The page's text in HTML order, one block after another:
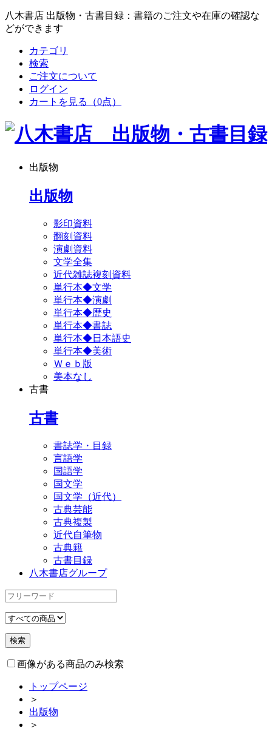
八木書店 出版物・古書目録：書籍のご注文や在庫の確認な
どができます
カテゴリ
検索
ご注文について
ログイン
カートを見る
（0点）
出版物
出版物
影印資料
翻刻資料
演劇資料
文学全集
近代雑誌複刻資料
単行本◆文学
単行本◆演劇
単行本◆歴史
単行本◆書誌
単行本◆日本語史
単行本◆美術
Ｗｅｂ版
美本なし
古書
古書
書誌学・目録
言語学
国語学
国文学
国文学（近代）
古典芸能
古典複製
近代自筆物
古典籍
古書目録
八木書店グループ
画像がある商品のみ検索
トップページ
＞
出版物
＞